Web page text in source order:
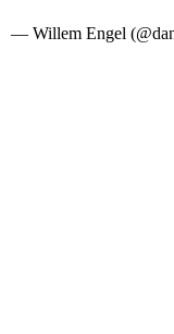
— Willem Engel